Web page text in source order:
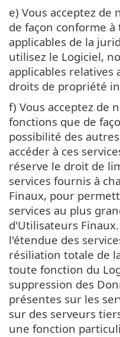
e) Vous acceptez de
de façon conforme
applicables de la
utilisez le Logiciel,
applicables relatives
droits de propriété
f) Vous acceptez de
fonctions que de
possibilité des
accéder à ces
réserve le droit de
services fournis à
Finaux, pour
services au plus
d'Utilisateurs
l'étendue des
résiliation totale de
toute fonction du
suppression des
présentes sur les
sur des serveurs
une fonction